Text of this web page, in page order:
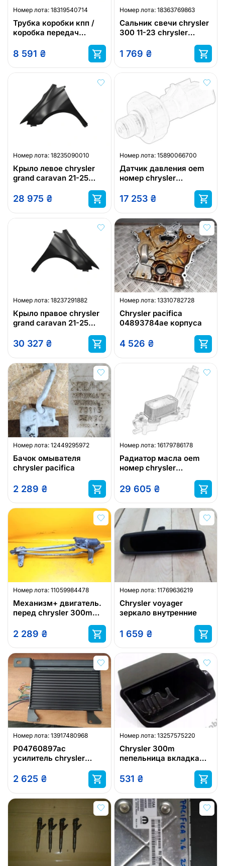
Номер лота: 18319540714
Трубка коробки кпп /
коробка передач
chrysler concorde 98-04
8 591 ₴
Номер лота: 18363769863
Сальник свечи chrysler
300 11-23 chrysler
tow
1 769 ₴
Номер лота: 18235090010
Крыло левое chrysler
grand caravan 21-25
chrysler
28 975 ₴
Номер лота: 15890066700
Датчик давления oem
номер chrysler
17 253 ₴
Номер лота: 18237291882
Крыло правое chrysler
grand caravan 21-25
chrysler
30 327 ₴
Номер лота: 13310782728
Chrysler pacifica
04893784ae корпуса
4 526 ₴
Номер лота: 12449295972
Бачок омывателя
chrysler pacifica
2 289 ₴
Номер лота: 16179786178
Радиатор масла oem
номер chrysler
29 605 ₴
Номер лота: 11059984478
Механизм+ двигатель.
перед chrysler 300m
2 289 ₴
Номер лота: 11769636219
Chrysler voyager
зеркало внутренние
1 659 ₴
Номер лота: 13917480968
P04760897ac
усилитель chrysler
2 625 ₴
Номер лота: 13257575220
Chrysler 300m
пепельница вкладка
531 ₴